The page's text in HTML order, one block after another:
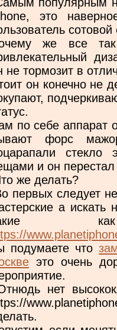
это
же все
не тормозит в
он конечно не
по себе аппарат
форс
и он
же делать?
первых следует
а искать
подумаете что
это очень
нет